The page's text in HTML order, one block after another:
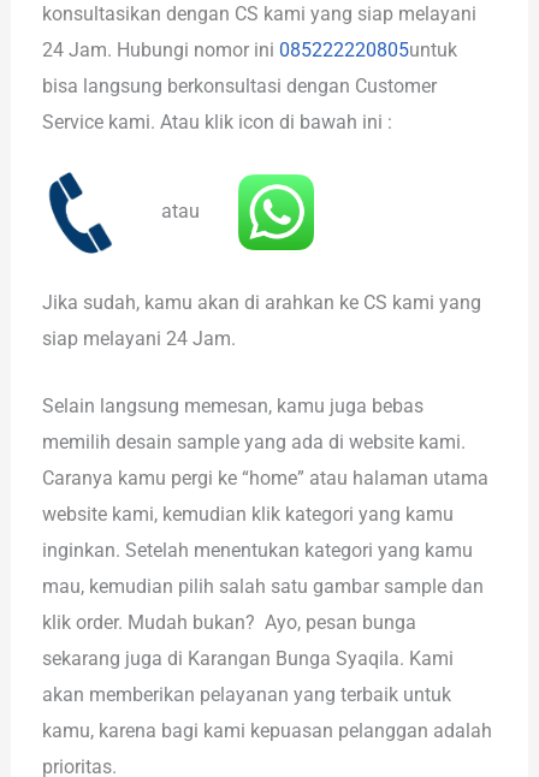
konsultasikan dengan CS kami yang siap melayani
24 Jam. Hubungi nomor ini 085222220805untuk
bisa langsung berkonsultasi dengan Customer
Service kami. Atau klik icon di bawah ini :
atau
Jika sudah, kamu akan di arahkan ke CS kami yang
siap melayani 24 Jam.
Selain langsung memesan, kamu juga bebas
memilih desain sample yang ada di website kami.
Caranya kamu pergi ke “home” atau halaman utama
website kami, kemudian klik kategori yang kamu
inginkan. Setelah menentukan kategori yang kamu
mau, kemudian pilih salah satu gambar sample dan
klik order. Mudah bukan? Ayo, pesan bunga
sekarang juga di Karangan Bunga Syaqila. Kami
akan memberikan pelayanan yang terbaik untuk
kamu, karena bagi kami kepuasan pelanggan adalah
prioritas.